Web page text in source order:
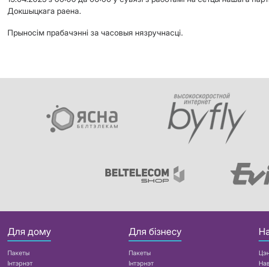
Докшыцкага раена.
Прыносім прабачэнні за часовыя нязручнасці.
Для дому
Пакеты
Інтэрнэт
Для бізнесу
Пакеты
Інтэрнэт